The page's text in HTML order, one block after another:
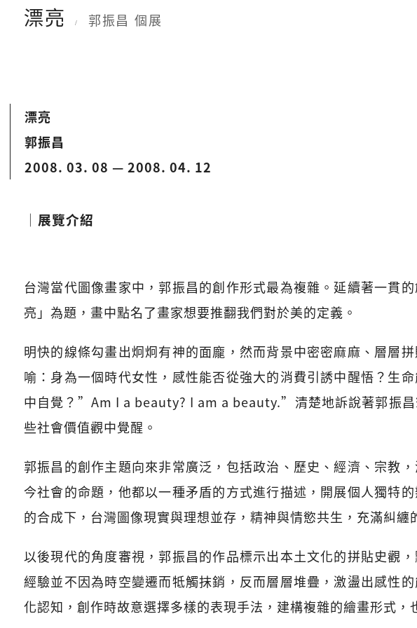
漂亮 / 郭振昌 個展
漂亮
郭振昌
2008. 03. 08 — 2008. 04. 12
│展覽介紹
台灣當代圖像畫家中，郭振昌的創作形式最為複雜。延續著一貫
亮」為題，畫中點名了畫家想要推翻我們對於美的定義。
明快的線條勾畫出炯炯有神的面龐，然而背景中密密麻麻、層層
喻：身為一個時代女性，感性能否從強大的消費引誘中醒悟？生
中自覺？”Am I a beauty? I am a beauty.”清楚地訴說著郭振昌
些社會價值觀中覺醒。
郭振昌的創作主題向來非常廣泛，包括政治、歷史、經濟、宗教
今社會的命題，他都以一種矛盾的方式進行描述，開展個人獨特
的合成下，台灣圖像現實與理想並存，精神與情慾共生，充滿糾纏
以後現代的角度審視，郭振昌的作品標示出本土文化的拼貼史觀
經驗並不因為時空變遷而牴觸抹銷，反而層層堆疊，激盪出感性
化認知，創作時故意選擇多樣的表現手法，建構複雜的繪畫形式，